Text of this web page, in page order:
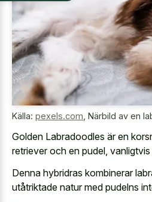
Källa: pexels.com Närbild av en
Golden Labradoodles är en
retriever och en pudel,
Denna hybridras kombinerar
utåtriktade natur med pudelns